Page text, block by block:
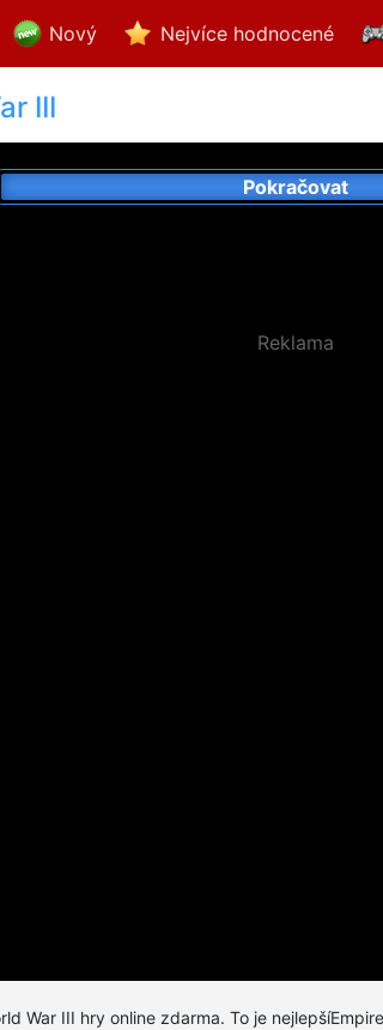
Nový Nejvíce hodnocené
III
Pokračovat
Reklama
War III hry online zdarma. To je